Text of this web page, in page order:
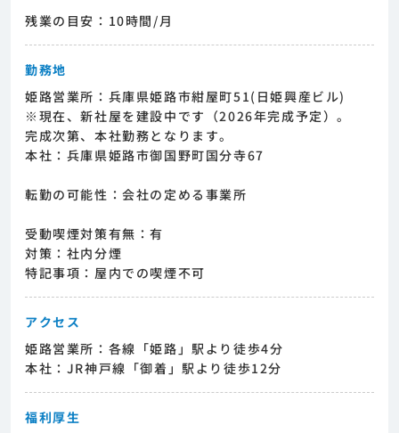
残業の目安：10時間/月
勤務地
姫路営業所：兵庫県姫路市紺屋町51(日姫興産ビル)
※現在、新社屋を建設中です（2026年完成予定）。
完成次第、本社勤務となります。
本社：兵庫県姫路市御国野町国分寺67
転勤の可能性：会社の定める事業所
受動喫煙対策有無：有
対策：社内分煙
特記事項：屋内での喫煙不可
アクセス
姫路営業所：各線「姫路」駅より徒歩4分
本社：JR神戸線「御着」駅より徒歩12分
福利厚生